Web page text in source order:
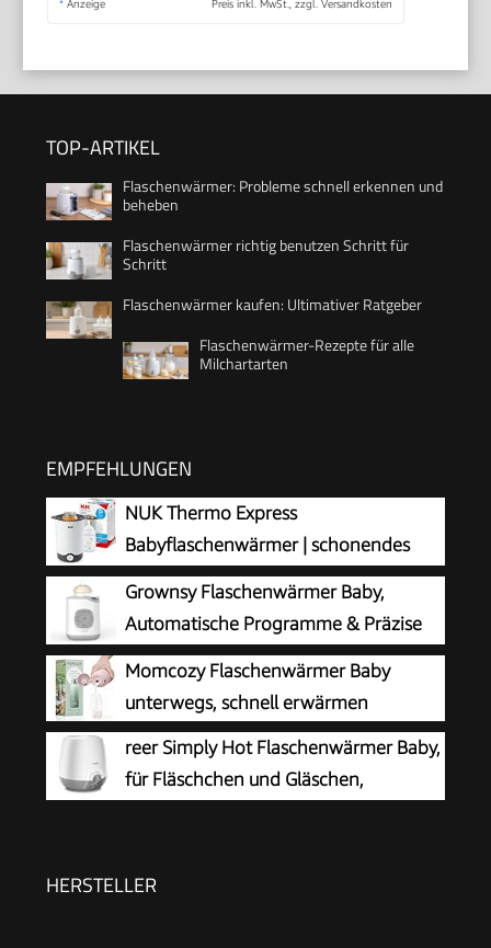
* Anzeige Preis inkl. MwSt., zzgl. Versandkosten
TOP-ARTIKEL
Flaschenwärmer: Probleme schnell erkennen und
beheben
Flaschenwärmer richtig benutzen Schritt für
Schritt
Flaschenwärmer kaufen: Ultimativer Ratgeber
Flaschenwärmer-Rezepte für alle
Milchartarten
EMPFEHLUNGEN
NUK Thermo Express
Babyflaschenwärmer | schonendes
Erwärmen von flüssiger und
breiförmiger Nahrung in 90 Sekunden |
automatische Abschaltung | Korb zum einfachen
Herausnehmen | EU-Stecker
Grownsy Flaschenwärmer Baby,
Automatische Programme & Präzise
Temperatur
Momcozy Flaschenwärmer Baby
unterwegs, schnell erwärmen
reer Simply Hot Flaschenwärmer Baby,
für Fläschchen und Gläschen,
HERSTELLER